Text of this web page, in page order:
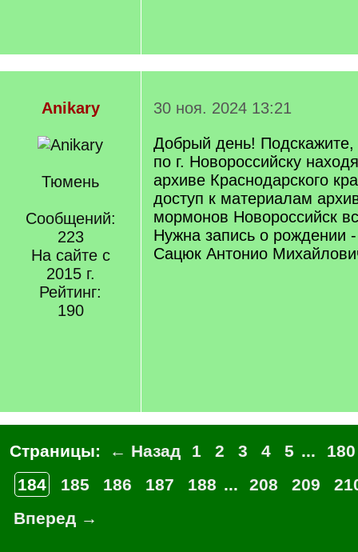
Anikary
Тюмень
Сообщений:
223
На сайте с
2015 г.
Рейтинг:
190
30 ноя. 2024 13:21
Добрый день!
по г. Новороссийску
архиве Краснодарского
доступ к материалам
мормонов Новороссийск
Нужна запись о рождении
Сацюк Антонио
Страницы: ← Назад 1 2 3 4 5 ...
180
184
185 186 187 188 ... 208 209
Вперед →